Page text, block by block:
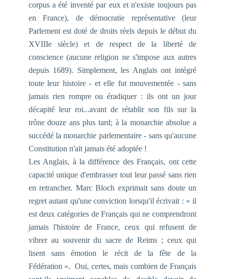
corpusa été inventé par eux et n'existe toujours pas
en France), de démocratie représentative (leur
Parlement est doté de droits réels depuis le début du
XVIIIe siècle) et de respect de la liberté de
conscience (aucune religion ne s'impose aux autres
depuis 1689). Simplement, les Anglais ont intégré
toute leur histoire - et elle fut mouvementée - sans
jamais rien rompre ou éradiquer : ils ont un jour
décapité leur roi...avant de rétablir son fils sur la
trône douze ans plus tard; à la monarchie absolue a
succédé la monarchie parlementaire - sans qu'aucune
Constitution n'ait jamais été adoptée !
Les Anglais, à la différence des Français, ont cette
capacité unique d'embrasser tout leur passé sans rien
en retrancher. Marc Bloch exprimait sans doute un
regret autant qu'une conviction lorsqu'il écrivait : « il
est deux catégories de Français qui ne comprendront
jamais l'histoire de France, ceux qui refusent de
vibrer au souvenir du sacre de Reims ; ceux qui
lisent sans émotion le récit de la fête de la
Fédération ». Oui, certes, mais combien de Français